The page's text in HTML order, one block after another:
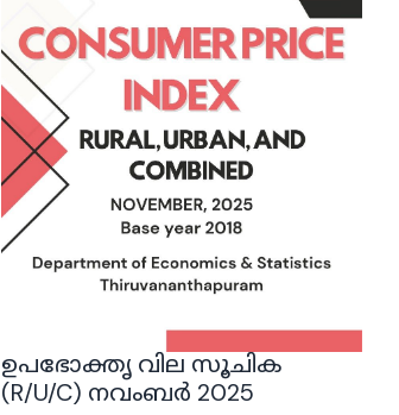
ഉപഭോക്തൃ വില സൂചിക
(R/U/C) നവംബർ 2025